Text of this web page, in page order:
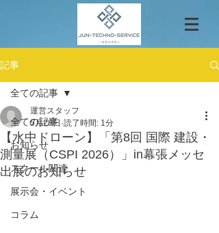
記事
全ての記事
お知らせ
スクール関連
展示会・イベント
コラム
全ての記事
【水中ドローン】「第8回 国際 建設・
測量展（CSPI 2026）」in幕張メッセ
出展のお知らせ
運営スタッフ
5月28日 読了時間: 1分